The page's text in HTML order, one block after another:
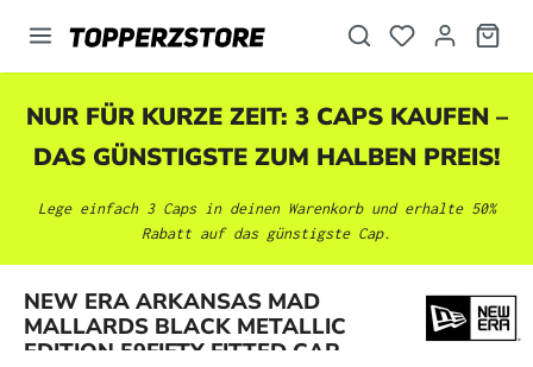
springen
NUR FÜR KURZE ZEIT: 3 CAPS KAUFEN –
DAS GÜNSTIGSTE ZUM HALBEN PREIS!
Lege einfach 3 Caps in deinen Warenkorb und erhalte 50%
Rabatt auf das günstigste Cap.
NEW ERA ARKANSAS MAD
MALLARDS BLACK METALLIC
EDITION 59FIFTY FITTED CAP